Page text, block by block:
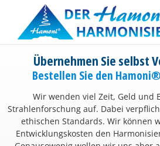
content
Übernehmen Sie selbst
Bestellen Sie den
Wir wenden viel Zeit, Geld und
Strahlenforschung auf. Dabei
ethischen Standards. Wir können
Entwicklungskosten den